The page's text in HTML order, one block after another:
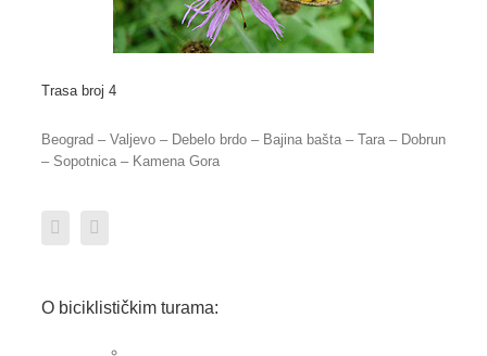
Trasa broj 4
Beograd – Valjevo – Debelo brdo – Bajina bašta – Tara – Dobrun
– Sopotnica – Kamena Gora
O biciklističkim turama: